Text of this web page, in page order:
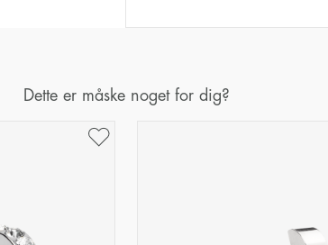
Dette er måske noget for dig?